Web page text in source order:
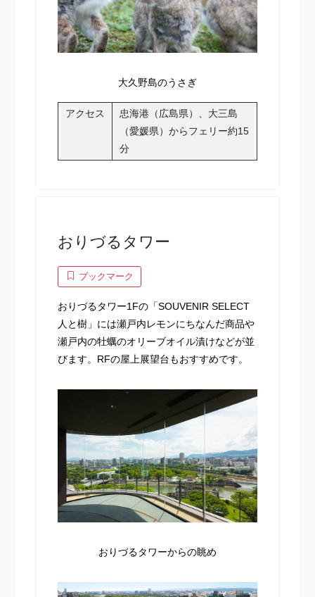
大久野島のうさぎ
アクセス
忠海港（広島県）、大三島
（愛媛県）からフェリー約15
分
おりづるタワー
ブックマーク
おりづるタワー1Fの「SOUVENIR SELECT
人と樹」には瀬戸内レモンにちなんだ商品や
瀬戸内の牡蠣のオリーブオイル漬けなどが並
びます。RFの屋上展望台もおすすめです。
おりづるタワーからの眺め